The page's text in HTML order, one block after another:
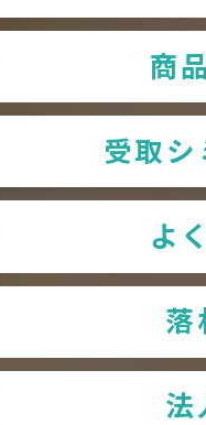
商
受取シ
よ
落
法